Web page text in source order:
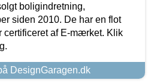
boligindretning,
siden 2010. De har en flot
certificeret af E-mærket. Klik
DesignGaragen.dk